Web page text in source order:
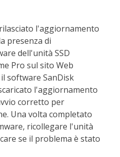
l'aggiornamento
presenza di
dell'unità SSD
Pro sul sito Web
software SanDisk
l'aggiornamento
corretto per
Una volta completato
ricollegare l'unità
se il problema è stato